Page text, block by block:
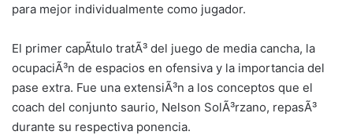
para mejor individualmente como jugador.
El primer capÃ­tulo tratÃ³ del juego de media cancha, la
ocupaciÃ³n de espacios en ofensiva y la importancia del
pase extra. Fue una extensiÃ³n a los conceptos que el
coach del conjunto saurio, Nelson SolÃ³rzano, repasÃ³
durante su respectiva ponencia.